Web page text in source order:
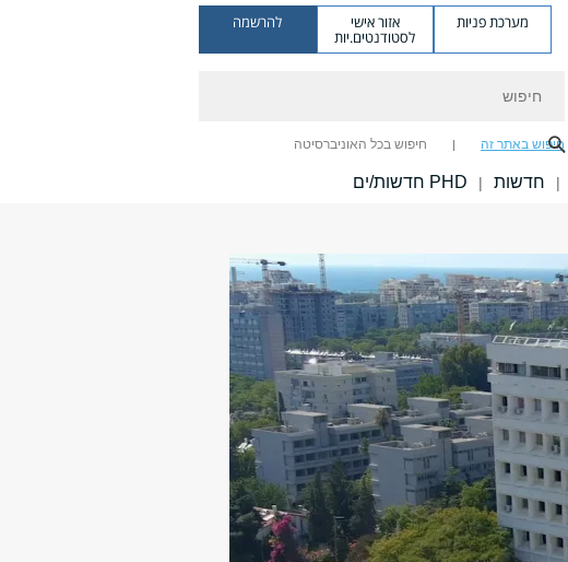
מערכת פניות אזור אישי
לסטודנטים.יות
להרשמה
חיפוש באתר זה חיפוש בכל האוניברסיטה
| חדשות | PHD חדשות/ים